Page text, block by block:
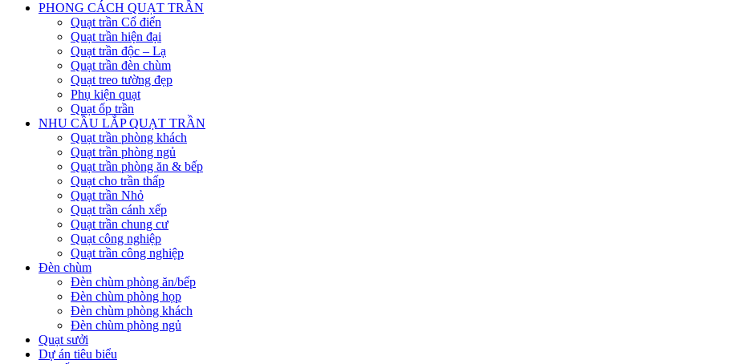
PHONG CÁCH QUẠT TRẦN
Quạt trần Cổ điển
Quạt trần hiện đại
Quạt trần độc – Lạ
Quạt trần đèn chùm
Quạt treo tường đẹp
Phụ kiện quạt
Quạt ốp trần
NHU CẦU LẮP QUẠT TRẦN
Quạt trần phòng khách
Quạt trần phòng ngủ
Quạt trần phòng ăn & bếp
Quạt cho trần thấp
Quạt trần Nhỏ
Quạt trần cánh xếp
Quạt trần chung cư
Quạt công nghiệp
Quạt trần công nghiệp
Đèn chùm
Đèn chùm phòng ăn/bếp
Đèn chùm phòng họp
Đèn chùm phòng khách
Đèn chùm phòng ngủ
Quạt sưởi
Dự án tiêu biểu